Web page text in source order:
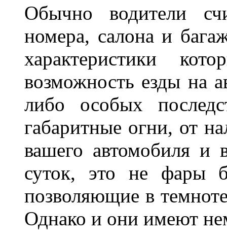
Обычно водители
номера, салона и
характеристики
возможность езды на
либо особых
габаритные огни, от
вашего автомобиля и
суток, это не фары
позволяющие в
Однако и они имеют